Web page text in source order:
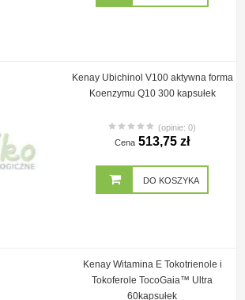
Kenay Ubichinol V100 aktywna forma
Koenzymu Q10 300 kapsułek
(opinie: 0)
Cena 513,75 zł
DO KOSZYKA
Kenay Witamina E Tokotrienole i
Tokoferole TocoGaia™ Ultra
60kapsułek